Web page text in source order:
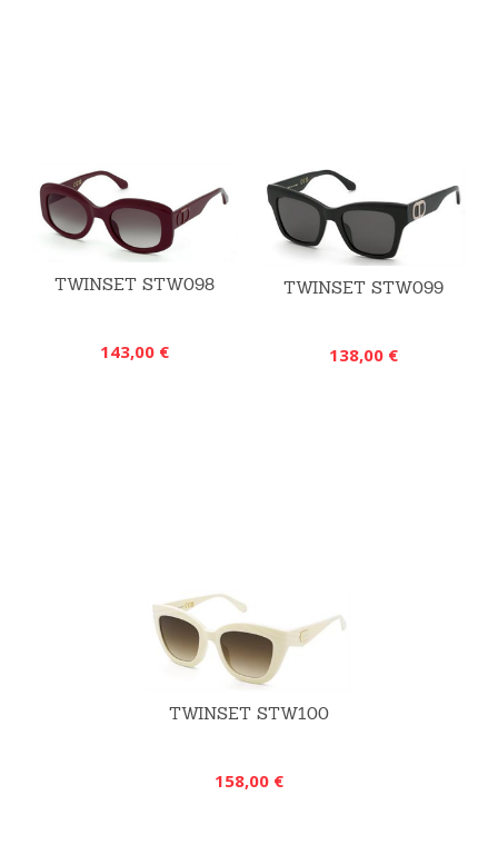
TWINSET STW098
143,00 €
TWINSET STW099
138,00 €
TWINSET STW100
158,00 €